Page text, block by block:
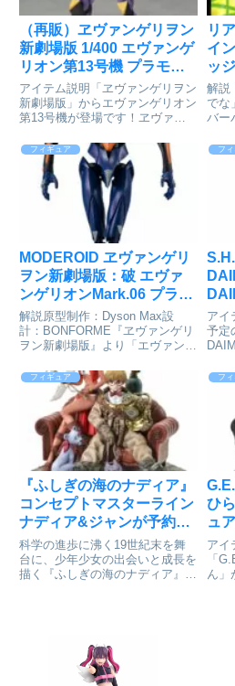
（再販）ヱヴァンゲリヲン
新劇場版 1/400 エヴァンゲ
リオン第13号機 プラモデ
ル[コトブキヤ]が予約受付
開始
アイテム説明「ヱヴァンゲリヲン
新劇場版」からエヴァンゲリオン
第13号機が登場です！ヱヴァン
オン第13号機©khara, inc.colleize
で探す
リ
イ
ッ
DX
が
解説
でな
バー
マス
カ
ゲ
の
フィギュア
MODEROID ヱヴァンゲリ
ヲン新劇場版：破 エヴァ
ンゲリオンMark.06 プラモ
デル[グッドスマイルカン
パニー]が予約受付中
解説原型制作：Dyson Max設
計：BONFORME『ヱヴァンゲリ
ヲン新劇場版』より「エヴァンゲ
に登場！・全高約165mm。各関
節可動。交換用手首各種付属。・
カシウスの槍、光輪パーツが付
属。・各種成...
フ
アイ
予定
開予
を
自
フィギュア
『ふしぎの​海の​ナディア』​
コンセプトマスターライン
ナディア&ジャンが予約受
付開始
科学の進歩に沸く19世紀末を舞
台に、少年少女の出会いと成長を
描く『ふしぎの海のナディア』。
み、ゆったり腰を下ろす少年...
フ
ひ
ュ
付中
アイ
「
ん」